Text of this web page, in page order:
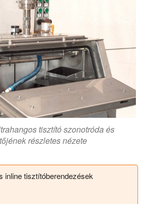
tisztító szonotróda és
részletes nézete
inline tisztítóberendezések